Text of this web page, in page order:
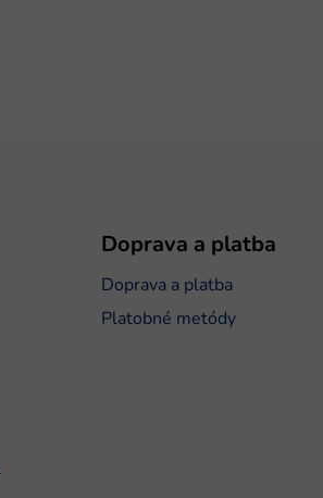
Doprava a platba
Doprava a platba
Platobné metódy